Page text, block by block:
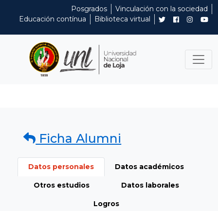
Posgrados
Vinculación con la sociedad
Educación contínua
Biblioteca virtual
Ficha Alumni
Datos personales Datos académicos
Otros estudios Datos laborales
Logros